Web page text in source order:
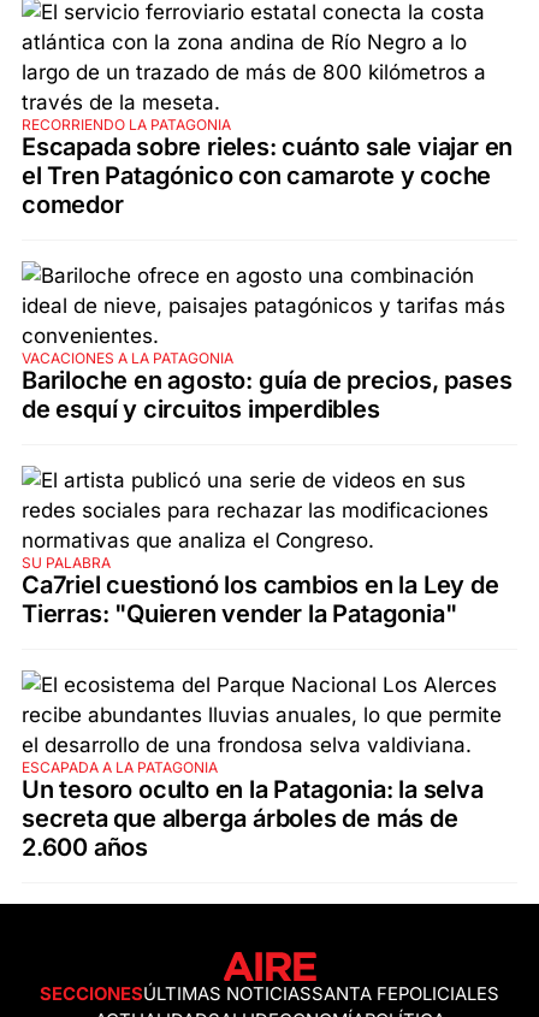
RECORRIENDO LA PATAGONIA
Escapada sobre rieles: cuánto sale viajar en
el Tren Patagónico con camarote y coche
comedor
VACACIONES A LA PATAGONIA
Bariloche en agosto: guía de precios, pases
de esquí y circuitos imperdibles
SU PALABRA
Ca7riel cuestionó los cambios en la Ley de
Tierras: "Quieren vender la Patagonia"
ESCAPADA A LA PATAGONIA
Un tesoro oculto en la Patagonia: la selva
secreta que alberga árboles de más de
2.600 años
SECCIONESÚLTIMAS NOTICIASSANTA FEPOLICIALES